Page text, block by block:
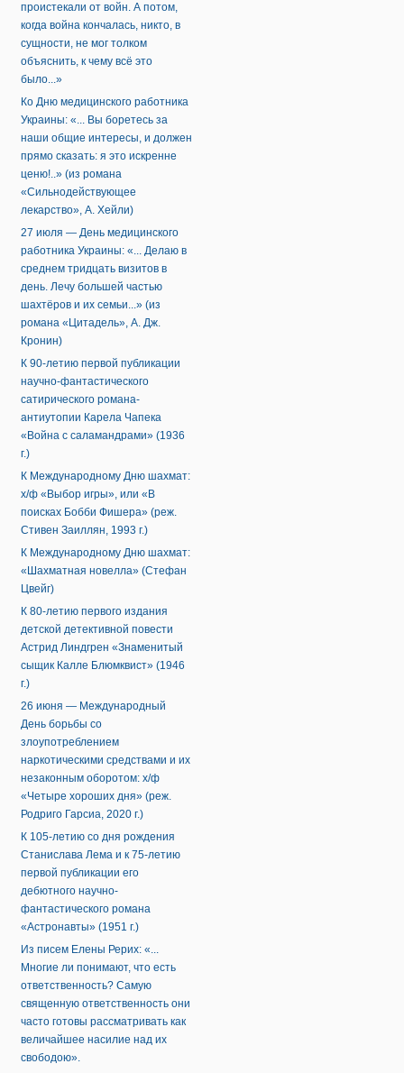
проистекали от войн. А потом,
когда война кончалась, никто, в
сущности, не мог толком
объяснить, к чему всё это
было...»
Ко Дню медицинского работника
Украины: «... Вы боретесь за
наши общие интересы, и должен
прямо сказать: я это искренне
ценю!..» (из романа
«Сильнодействующее
лекарство», А. Хейли)
27 июля — День медицинского
работника Украины: «... Делаю в
среднем тридцать визитов в
день. Лечу большей частью
шахтёров и их семьи...» (из
романа «Цитадель», А. Дж.
Кронин)
К 90-летию первой публикации
научно-фантастического
сатирического романа-
антиутопии Карела Чапека
«Война с саламандрами» (1936
г.)
К Международному Дню шахмат:
х/ф «Выбор игры», или «В
поисках Бобби Фишера» (реж.
Стивен Заиллян, 1993 г.)
К Международному Дню шахмат:
«Шахматная новелла» (Стефан
Цвейг)
К 80-летию первого издания
детской детективной повести
Астрид Линдгрен «Знаменитый
сыщик Калле Блюмквист» (1946
г.)
26 июня — Международный
День борьбы со
злоупотреблением
наркотическими средствами и их
незаконным оборотом: х/ф
«Четыре хороших дня» (реж.
Родриго Гарсиа, 2020 г.)
К 105-летию со дня рождения
Станислава Лема и к 75-летию
первой публикации его
дебютного научно-
фантастического романа
«Астронавты» (1951 г.)
Из писем Елены Рерих: «...
Многие ли понимают, что есть
ответственность? Самую
священную ответственность они
часто готовы рассматривать как
величайшее насилие над их
свободою».